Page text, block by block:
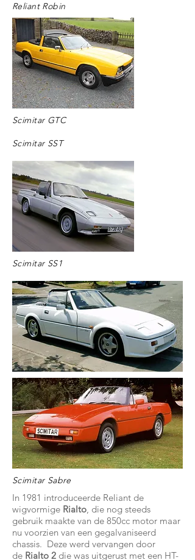
Reliant Robin
Scimitar GTC
Scimitar SST
Scimitar SS1
Scimitar Sabre
In 1981 introduceerde Reliant de
wigvormige Rialto, die nog steeds
gebruik maakte van de 850cc motor maar
nu voorzien van een gegalvaniseerd
chassis. Deze werd vervangen door
de Rialto 2 die was uitgerust met een HT-